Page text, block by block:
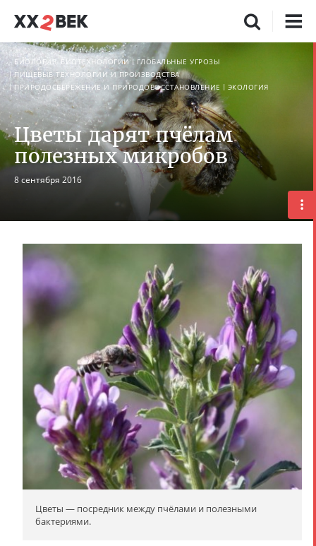
БИОЛОГИЯ, БИОТЕХНОЛОГИИ
ГЛОБАЛЬНЫЕ УГРОЗЫ
ПИЩЕВЫЕ ТЕХНОЛОГИИ И ПРОИЗВОДСТВА
ПРИРОДОСБЕРЕЖЕНИЕ И ПРИРОДОВОССТАНОВЛЕНИЕ
ЭКОЛОГИЯ
Цветы дарят пчёлам
полезных микробов
8 сентября 2016
Цветы — посредник между пчёлами и полезными
бактериями.